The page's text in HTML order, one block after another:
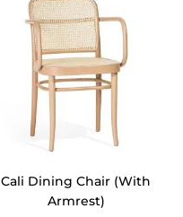
Cali Dining Chair (With
Armrest)